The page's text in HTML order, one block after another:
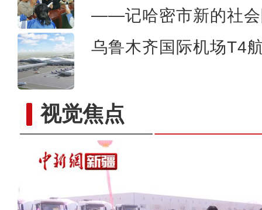
——记哈密市新的社会
乌鲁木齐国际机场T4
视觉焦点亚热带水果在和田反季节试